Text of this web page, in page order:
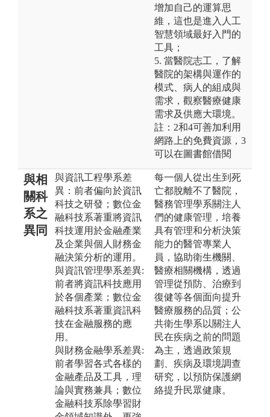
增加自己的運算思
維，這也是進入人工
智慧領域最好入門的
工具；
5. 當醫院志工，了解
醫院的架構與運作的
模式、病人的組成與
需求，觀察醫療健康
需求及供應大環境。
註：2和4可善加利用
網路上的免費資源，3
可以在圖書館借閱
與相
關科
系之
異同
與資訊工程學系差
異：前者偏向於資訊
科技之研發；數位金
融科技系著重將資訊
科技運用於金融產業
及企業與個人財務金
融決策分析的運用。
與資訊管理學系差異:
前者將資訊科技應用
於各個產業；數位金
融科技系著重資訊科
技在金融服務的應
用。
與財務金融學系差異:
前者學習各式各樣的
金融產品及工具，理
論與實務兼具；數位
金融科技系除學習財
每一個人從出生到死
亡都脫離不了醫院，
醫務管理學系關注人
們的健康管理，培養
具有管理和分析決策
能力的醫管專業人
員，協助衛生機關、
醫療相關機構，透過
管理從預防、治療到
復健等各個面向提升
醫療服務的品質；公
共衛生學系以關注人
民在疾病之前的問題
為主，透過政策規
劃、疾病及環境調查
研究，以預防保護網
絡提升民眾健康。